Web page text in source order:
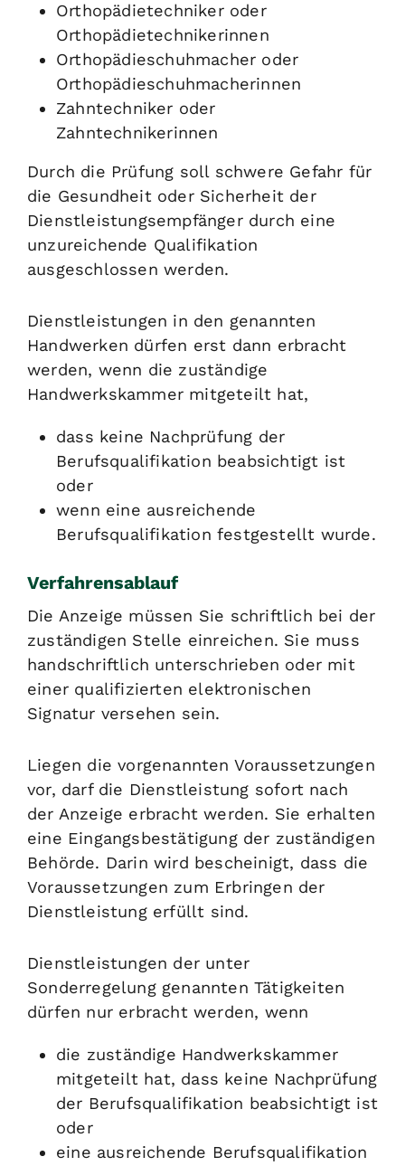
Orthopädietechniker oder
Orthopädietechnikerinnen
Orthopädieschuhmacher oder
Orthopädieschuhmacherinnen
Zahntechniker oder
Zahntechnikerinnen
Durch die Prüfung soll schwere Gefahr für
die Gesundheit oder Sicherheit der
Dienstleistungsempfänger durch eine
unzureichende Qualifikation
ausgeschlossen werden.
Dienstleistungen in den genannten
Handwerken dürfen erst dann erbracht
werden, wenn die zuständige
Handwerkskammer mitgeteilt hat,
dass keine Nachprüfung der
Berufsqualifikation beabsichtigt ist
oder
wenn eine ausreichende
Berufsqualifikation festgestellt wurde.
Verfahrensablauf
Die Anzeige müssen Sie schriftlich bei der
zuständigen Stelle einreichen. Sie muss
handschriftlich unterschrieben oder mit
einer qualifizierten elektronischen
Signatur versehen sein.
Liegen die vorgenannten Voraussetzungen
vor, darf die Dienstleistung sofort nach
der Anzeige erbracht werden. Sie erhalten
eine Eingangsbestätigung der zuständigen
Behörde. Darin wird bescheinigt, dass die
Voraussetzungen zum Erbringen der
Dienstleistung erfüllt sind.
Dienstleistungen der unter
Sonderregelung genannten Tätigkeiten
dürfen nur erbracht werden, wenn
die zuständige Handwerkskammer
mitgeteilt hat, dass keine Nachprüfung
der Berufsqualifikation beabsichtigt ist
oder
eine ausreichende Berufsqualifikation